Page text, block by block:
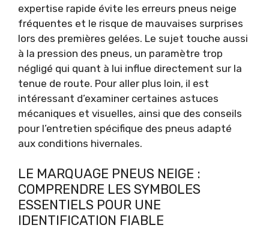
expertise rapide évite les erreurs pneus neige
fréquentes et le risque de mauvaises surprises
lors des premières gelées. Le sujet touche aussi
à la pression des pneus, un paramètre trop
négligé qui quant à lui influe directement sur la
tenue de route. Pour aller plus loin, il est
intéressant d’examiner certaines astuces
mécaniques et visuelles, ainsi que des conseils
pour l’entretien spécifique des pneus adapté
aux conditions hivernales.
LE MARQUAGE PNEUS NEIGE :
COMPRENDRE LES SYMBOLES
ESSENTIELS POUR UNE
IDENTIFICATION FIABLE